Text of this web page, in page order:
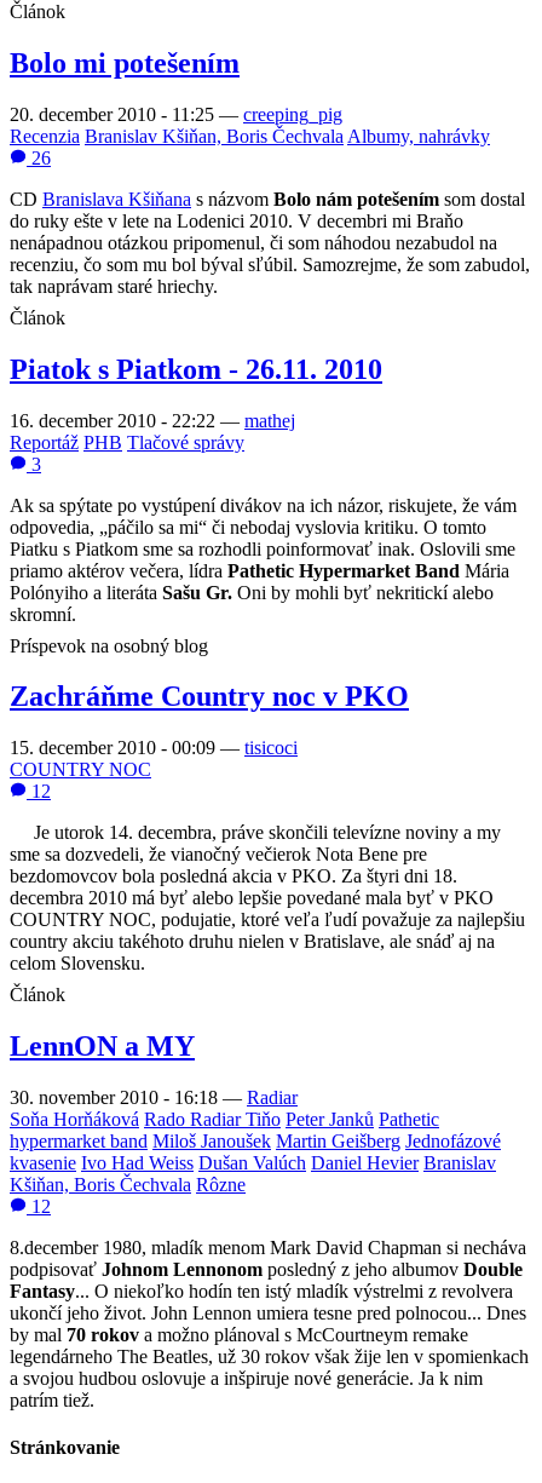
Článok
Bolo mi potešením
20. december 2010 - 11:25 — creeping_pig
Recenzia Branislav Kšiňan, Boris Čechvala Albumy, nahrávky
26
CD Branislava Kšiňana s názvom Bolo nám potešením som dostal
do ruky ešte v lete na Lodenici 2010. V decembri mi Braňo
nenápadnou otázkou pripomenul, či som náhodou nezabudol na
recenziu, čo som mu bol býval sľúbil. Samozrejme, že som zabudol,
tak naprávam staré hriechy.
Článok
Piatok s Piatkom - 26.11. 2010
16. december 2010 - 22:22 — mathej
Reportáž PHB Tlačové správy
3
Ak sa spýtate po vystúpení divákov na ich názor, riskujete, že vám
odpovedia, „páčilo sa mi“ či nebodaj vyslovia kritiku. O tomto
Piatku s Piatkom sme sa rozhodli poinformovať inak. Oslovili sme
priamo aktérov večera, lídra Pathetic Hypermarket Band Mária
Polónyiho a literáta Sašu Gr. Oni by mohli byť nekritickí alebo
skromní.
Príspevok na osobný blog
Zachráňme Country noc v PKO
15. december 2010 - 00:09 — tisicoci
COUNTRY NOC
12
Je utorok 14. decembra, práve skončili televízne noviny a my
sme sa dozvedeli, že vianočný večierok Nota Bene pre
bezdomovcov bola posledná akcia v PKO. Za štyri dni 18.
decembra 2010 má byť alebo lepšie povedané mala byť v PKO
COUNTRY NOC, podujatie, ktoré veľa ľudí považuje za najlepšiu
country akciu takéhoto druhu nielen v Bratislave, ale snáď aj na
celom Slovensku.
Článok
LennON a MY
30. november 2010 - 16:18 — Radiar
Soňa Horňáková Rado Radiar Tiňo Peter Janků Pathetic
hypermarket band Miloš Janoušek Martin Geišberg Jednofázové
kvasenie Ivo Had Weiss Dušan Valúch Daniel Hevier Branislav
Kšiňan, Boris Čechvala Rôzne
12
8.december 1980, mladík menom Mark David Chapman si necháva
podpisovať Johnom Lennonom posledný z jeho albumov Double
Fantasy... O niekoľko hodín ten istý mladík výstrelmi z revolvera
ukončí jeho život. John Lennon umiera tesne pred polnocou... Dnes
by mal 70 rokov a možno plánoval s McCourtneym remake
legendárneho The Beatles, už 30 rokov však žije len v spomienkach
a svojou hudbou oslovuje a inšpiruje nové generácie. Ja k nim
patrím tiež.
Stránkovanie